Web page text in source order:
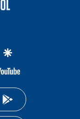
whatsapp
google
youtube-